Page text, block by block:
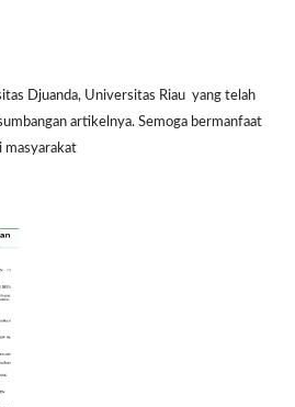
Djuanda, Universitas Riau yang telah
artikelnya. Semoga bermanfaat
masyarakat